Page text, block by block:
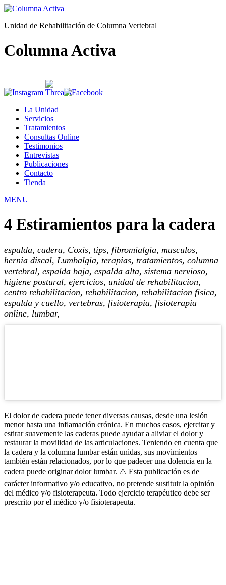
Unidad de Rehabilitación de Columna Vertebral
Columna Activa
La Unidad
Servicios
Tratamientos
Consultas Online
Testimonios
Entrevistas
Publicaciones
Contacto
Tienda
MENU
4 Estiramientos para la cadera
espalda, cadera, Coxis, tips, fibromialgia, musculos,
hernia discal, Lumbalgia, terapias, tratamientos, columna
vertebral, espalda baja, espalda alta, sistema nervioso,
higiene postural, ejercicios, unidad de rehabilitacion,
centro rehabilitacion, rehabilitacion, rehabilitacion fisica,
espalda y cuello, vertebras, fisioterapia, fisioterapia
online, lumbar,
El dolor de cadera puede tener diversas causas, desde una lesión
menor hasta una inflamación crónica. En muchos casos, ejercitar y
estirar suavemente las caderas puede ayudar a aliviar el dolor y
restaurar la movilidad de las articulaciones. Teniendo en cuenta que
la cadera y la columna lumbar están unidas, sus movimientos
también están relacionados, por lo que padecer una dolencia en la
cadera puede originar dolor lumbar. ⚠️ Esta publicación es de
carácter informativo y/o educativo, no pretende sustituir la opinión
del médico y/o fisioterapeuta. Todo ejercicio terapéutico debe ser
prescrito por el médico y/o fisioterapeuta.